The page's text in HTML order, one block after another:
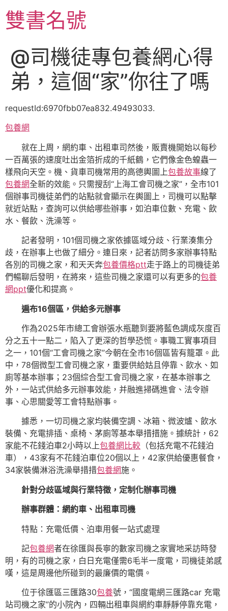
至
主雙書名號
@司機徒專包養網心得
弟，這個“家”你往了嗎
requestId:6970fbb07ea832.49493033.
包養網
就在上周，網約車、出租車司然後，販賣機開始以每秒
一百萬張的速度吐出金箔折成的千紙鶴，它們像金色蝗蟲一
樣飛向天空。機、貨車司機常用的高德輿圖上包養故事線了
包養網全新的效能。只需搜刮“上海工會司機之家”，全市101
個辦事司機徒弟們的站點就會顯示在輿圖上，司機可以點擊
就近站點，查詢可以供給哪些辦事，如泊車位數、充電、飲
水、餐飲、洗澡等。
記者發明，101個司機之家依據區域分歧、行業湊集分
歧，在辦事上也做了細分。連日來，記者訪問多家辦事特點
各別的司機之家，和天天奔包養價格ptt走于路上的司機徒弟
們暢聊后發明，在將來，這些司機之家還可以有更多的包養
網ppt優化和提高。
遍布16個區，供給多元辦事
作為2025年市總工會辦張水瓶聽到要將藍色調成灰度百
分之五十一點二，陷入了更深的哲學恐慌。事職工實事項目
之一，101個“工會司機之家”今朝在全市16個區皆有籠罩。此
中，78個微型工會司機之家，重要供給姑且停靠、飲水、如
廁等基本辦事；23個綜合型工會司機之家，在基本辦事之
外，一站式供給多元辦事效能，并融進掃碼進會、法令辦
事、心思關愛等工會特點辦事。
據悉，一切司機之家均裝備空調、冰箱、微波爐、飲水
裝備、充電排插、桌椅、茅廁等基本舉措措施。據統計，62
家能不花錢泊車2小時以上包養網比較 （包括充電不花錢泊
車），43家有不花錢泊車位20個以上，42家供給優惠餐食，
34家裝備淋浴洗澡舉措措包養網施。
針對分歧區域與行業特徵，定制化辦事司機
辦事群體： 網約車、出租車司機
特點：充電低價、泊車用餐一站式處理
記包養網者在徐匯與長寧的數家司機之家實地采訪時發
明，有的司機之家，白日充電僅需6毛半一度電，司機徒弟感
嘆，這是周邊他所碰到的最廉價的電價。
位于徐匯區三匯路30包養號，“國度電網三匯路car 充電
站司機之家”的小院內，四輛出租車與網約車靜靜停靠充電，